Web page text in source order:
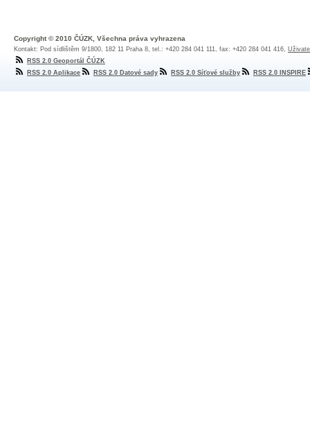
Copyright © 2010 ČÚZK, Všechna práva vyhrazena
Kontakt: Pod sídlištěm 9/1800, 182 11 Praha 8, tel.: +420 284 041 111, fax: +420 284 041 416,
RSS 2.0 Geoportál ČÚZK
RSS 2.0 Aplikace
RSS 2.0 Datové sady RSS 2.0 Síťové služby RSS 2.0 INSPIRE